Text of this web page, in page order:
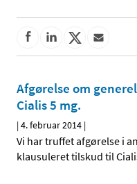
Afgørelse om
Cialis 5 mg.
|4. februar 2014 |
Vi har truffet afgørelse i
klausuleret tilskud til